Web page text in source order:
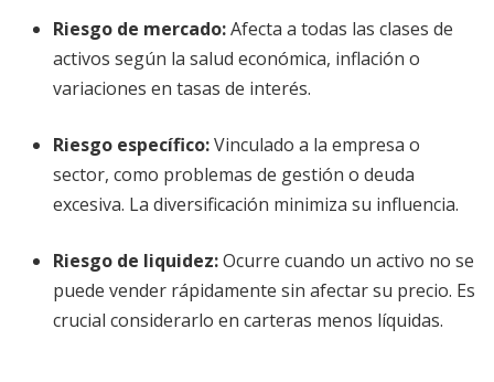
Riesgo de mercado:Afecta a todas las clases de
activos según la salud económica, inflación o
variaciones en tasas de interés.
Riesgo específico:Vinculado a la empresa o
sector, como problemas de gestión o deuda
excesiva. La diversificación minimiza su influencia.
Riesgo de liquidez:Ocurre cuando un activo no se
puede vender rápidamente sin afectar su precio. Es
crucial considerarlo en carteras menos líquidas.